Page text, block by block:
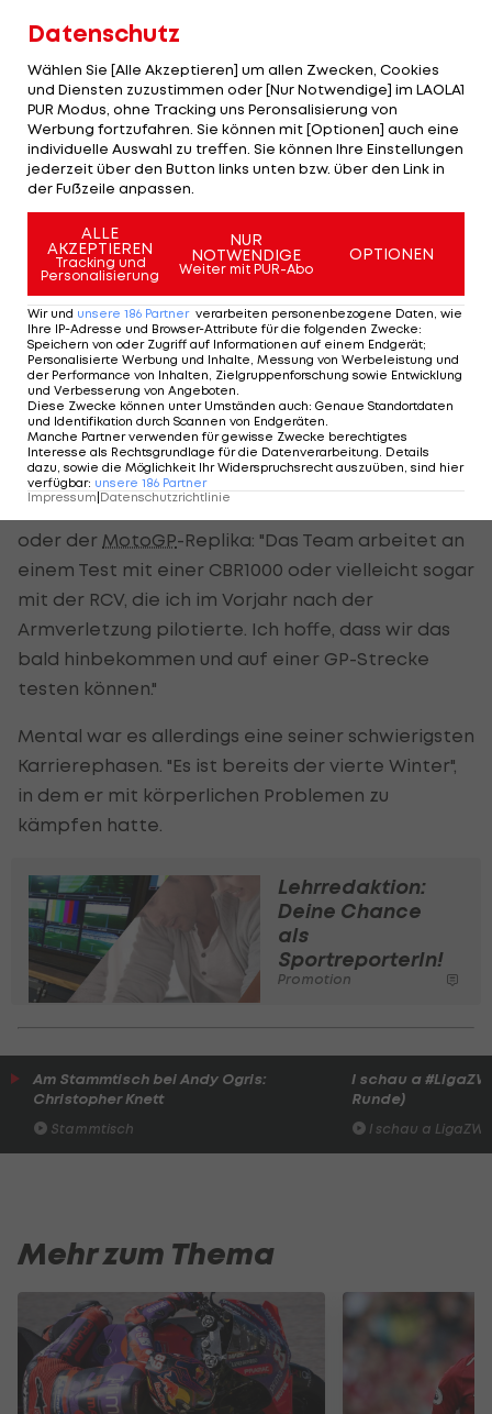
Gefühl wurde durch die Ergebnisse bestätigt. Das
hat für Freude gesorgt."
"Bereits der vierte Winter" mit
körperlichen Problemen
"Ich durfte wieder mit einem Motorrad fahren. Ich
entschied mich für die Motocross-Maschine, denn
damit hatte ich mich verletzt. Gleichzeitig ist es
sehr anspruchsvoll, damit zu fahren, denn man
muss sehr präzise sein. Es gibt Sprünge, es geht
hoch und runter", erklärt Marquez. "Man benötigt
die vollständige Sicht. Die Ergebnisse waren sehr
positiv."
Marquez freut sich nun "auf den nächsten Schritt".
Er wünscht sich einen Test mit einem Superbike
oder der MotoGP-Replika: "Das Team arbeitet an
einem Test mit einer CBR1000 oder vielleicht sogar
mit der RCV, die ich im Vorjahr nach der
Armverletzung pilotierte. Ich hoffe, dass wir das
bald hinbekommen und auf einer GP-Strecke
testen können."
Mental war es allerdings eine seiner schwierigsten
Karrierephasen. "Es ist bereits der vierte Winter",
in dem er mit körperlichen Problemen zu
kämpfen hatte.
Lehrredaktion:
Deine Chance
als
SportreporterIn!
Promotion
Am Stammtisch bei Andy Ogris:
Christopher Knett
Stammtisch
I schau a
Runde)
I schau a LigaZWA
Mehr zum Thema
Datenschutz
Wählen Sie [Alle Akzeptieren] um allen Zwecken, Cookies
und Diensten zuzustimmen oder [Nur Notwendige] im LAOLA1
PUR Modus, ohne Tracking uns Peronsalisierung von
Werbung fortzufahren. Sie können mit [Optionen] auch eine
individuelle Auswahl zu treffen. Sie können Ihre Einstellungen
jederzeit über den Button links unten bzw. über den Link in
der Fußzeile anpassen.
ALLE
AKZEPTIEREN
Tracking und
Personalisierung
NUR
NOTWENDIGE
Weiter mit PUR-Abo
OPTIONEN
Wir und unsere 186 Partner verarbeiten personenbezogene Daten, wie
Ihre IP-Adresse und Browser-Attribute für die folgenden Zwecke:
Speichern von oder Zugriff auf Informationen auf einem Endgerät;
Personalisierte Werbung und Inhalte, Messung von Werbeleistung und
der Performance von Inhalten, Zielgruppenforschung sowie Entwicklung
und Verbesserung von Angeboten.
Diese Zwecke können unter Umständen auch: Genaue Standortdaten
und Identifikation durch Scannen von Endgeräten.
Manche Partner verwenden für gewisse Zwecke berechtigtes
Interesse als Rechtsgrundlage für die Datenverarbeitung. Details
dazu, sowie die Möglichkeit Ihr Widerspruchsrecht auszuüben, sind hier
verfügbar: unsere 186 Partner
Impressum Datenschutzrichtlinie